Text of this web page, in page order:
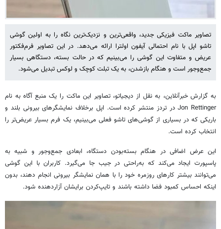
تصاویر ماکت فیزیکی جدید، واقعی‌ترین و نزدیک‌ترین نگاه را به اولین گوشی
تاشو اپل با نام احتمالی آیفون اولترا ارائه می‌دهد. در این تصاویر فرم‌فکتور
عریض و متفاوت این گوشی را می‌بینیم که در حالت بسته، دستگاهی بسیار
جمع‌وجور است و هنگام بازشدن، به یک تبلت کوچک و لوکس تبدیل می‌شود.
به گزارش خبرآنلاین، به نقل از دیجیاتو، تصاویر این ماکت را یک منبع آگاه به نام
Jon Rettinger در تردز منتشر کرده است. اپل برخلاف نمایشگرهای بیرونی بلند و
باریکی که در بسیاری از گوشی‌های تاشو فعلی می‌بینیم، یک فرم بسیار عریض‌تر را
انتخاب کرده است.
این عرض اضافی در هنگام بسته‌بودن دستگاه، ابعادی جمع‌وجور و شبیه به
پاسپورت ایجاد می‌کند که به‌راحتی در جیب جا می‌گیرد. کاربران با این گوشی
می‌توانند بیشتر کارهای روزمره خود را با همان نمایشگر بیرونی انجام دهند، بدون
اینکه احساس کمبود فضا داشته باشند و تایپ‌کردن برایشان آزاردهنده شود.